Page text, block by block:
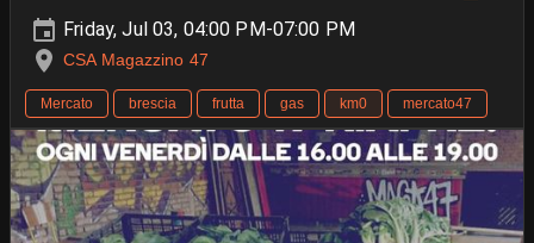
Friday, Jul 03, 04:00 PM-07:00 PM
CSA Magazzino 47
Mercato brescia frutta gas km0 mercato47